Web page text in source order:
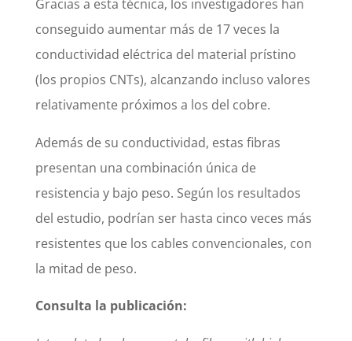
Gracias a esta técnica, los investigadores han
conseguido aumentar más de 17 veces la
conductividad eléctrica del material prístino
(los propios CNTs), alcanzando incluso valores
relativamente próximos a los del cobre.
Además de su conductividad, estas fibras
presentan una combinación única de
resistencia y bajo peso. Según los resultados
del estudio, podrían ser hasta cinco veces más
resistentes que los cables convencionales, con
la mitad de peso.
Consulta la publicación: